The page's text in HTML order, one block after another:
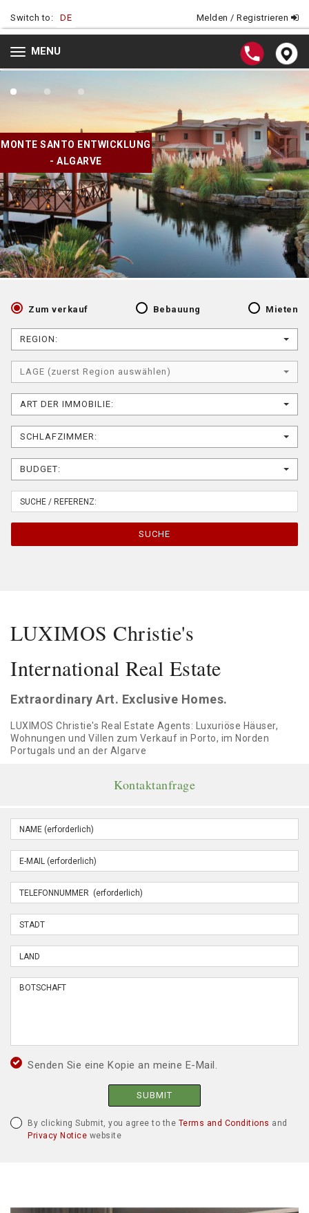
Switch to: DE Melden / Registrieren
Toggle
navigation
MENU
MONTE SANTO ENTWICKLUNG
- ALGARVE
Zum verkauf Bebauung Mieten
REGION:
LAGE (zuerst Region auswählen)
ART DER IMMOBILIE:
SCHLAFZIMMER:
BUDGET:
SUCHE
LUXIMOS Christie's
International Real Estate
Extraordinary Art. Exclusive Homes.
LUXIMOS Christie's Real Estate Agents: Luxuriöse Häuser,
Wohnungen und Villen zum Verkauf in Porto, im Norden
Portugals und an der Algarve
Kontaktanfrage
Senden Sie eine Kopie an meine E-Mail.
SUBMIT
By clicking Submit, you agree to the Terms and Conditions and
Privacy Notice website